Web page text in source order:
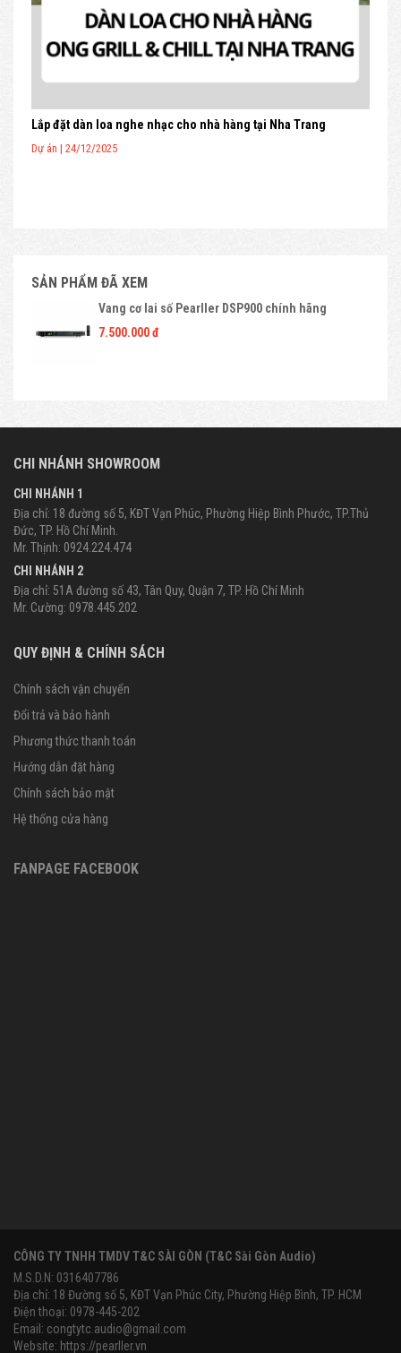
Lắp đặt dàn loa nghe nhạc cho nhà hàng tại Nha Trang
Dự án | 24/12/2025
SẢN PHẨM ĐÃ XEM
Vang cơ lai số Pearller DSP900 chính hãng
7.500.000 đ
CHI NHÁNH SHOWROOM
CHI NHÁNH 1
Địa chỉ: 18 đường số 5, KĐT Vạn Phúc, Phường Hiệp Bình Phước, TP.Thủ
Đức, TP. Hồ Chí Minh.
Mr. Thịnh: 0924.224.474
CHI NHÁNH 2
Địa chỉ: 51A đường số 43, Tân Quy, Quận 7, TP. Hồ Chí Minh
Mr. Cường: 0978.445.202
QUY ĐỊNH & CHÍNH SÁCH
Chính sách vận chuyển
Đổi trả và bảo hành
Phương thức thanh toán
Hướng dẫn đặt hàng
Chính sách bảo mật
Hệ thống cửa hàng
FANPAGE FACEBOOK
CÔNG TY TNHH TMDV T&C SÀI GÒN (T&C Sài Gòn Audio)
M.S.D.N: 0316407786
Địa chỉ: 18 Đường số 5, KĐT Vạn Phúc City, Phường Hiệp Bình, TP. HCM
Điện thoại: 0978-445-202
Email: congtytc.audio@gmail.com
Website: https://pearller.vn